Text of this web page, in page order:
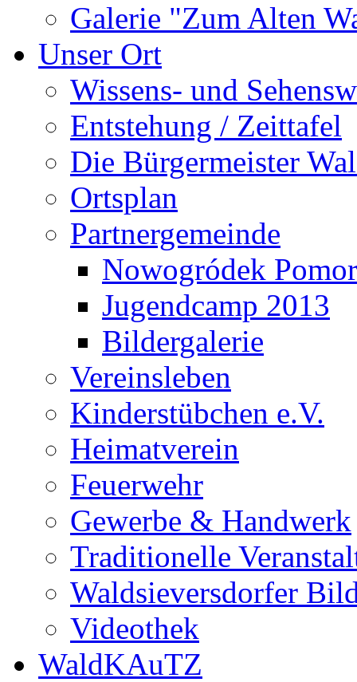
Galerie "Zum Alten
Unser Ort
Wissens- und
Entstehung / Zeittafel
Die Bürgermeister
Ortsplan
Partnergemeinde
Nowogródek
Jugendcamp 2013
Bildergalerie
Vereinsleben
Kinderstübchen e.V.
Heimatverein
Feuerwehr
Gewerbe & Handwerk
Traditionelle
Waldsieversdorfer
Videothek
WaldKAuTZ